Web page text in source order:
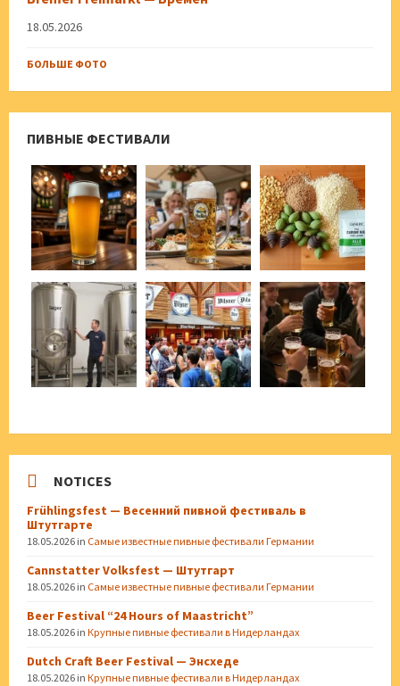
18.05.2026
БОЛЬШЕ ФОТО
ПИВНЫЕ ФЕСТИВАЛИ
NOTICES
Frühlingsfest — Весенний пивной фестиваль в
Штутгарте
18.05.2026 in Самые известные пивные фестивали Германии
Cannstatter Volksfest — Штутгарт
18.05.2026 in Самые известные пивные фестивали Германии
Beer Festival “24 Hours of Maastricht”
18.05.2026 in Крупные пивные фестивали в Нидерландах
Dutch Craft Beer Festival — Энсхеде
18.05.2026 in Крупные пивные фестивали в Нидерландах